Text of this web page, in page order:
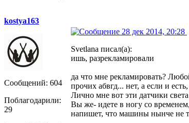
kostya163
Сообщений: 604
Поблагодарили:
29
28 дек 2014, 20:28
Svetlana писал(а):
ишь, разрекламировали
да что мне рекламировать?
прочих абвгд... нет, а если и
Лично мне вот эти датчики
Вы же- идете в ногу со
напишет, что машины нынче не